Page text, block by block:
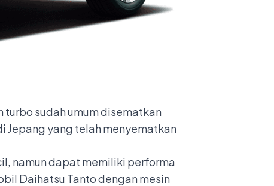
sudah umum disematkan
Jepang yang telah menyematkan
namun dapat memiliki performa
Daihatsu Tanto dengan mesin